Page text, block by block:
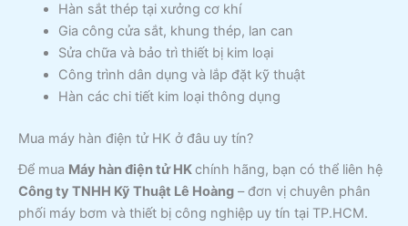
Hàn sắt thép tại xưởng cơ khí
Gia công cửa sắt, khung thép, lan can
Sửa chữa và bảo trì thiết bị kim loại
Công trình dân dụng và lắp đặt kỹ thuật
Hàn các chi tiết kim loại thông dụng
Mua máy hàn điện tử HK ở đâu uy tín?
Để mua Máy hàn điện tử HKchính hãng, bạn có thể liên hệ
Công ty TNHH Kỹ Thuật Lê Hoàng – đơn vị chuyên phân
phối máy bơm và thiết bị công nghiệp uy tín tại TP.HCM.